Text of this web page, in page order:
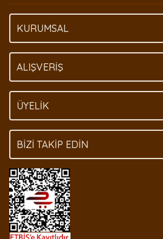
KURUMSAL
ALIŞVERİŞ
ÜYELİK
BİZİ TAKİP EDİN